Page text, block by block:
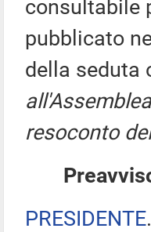
consultabile
pubblicato
della seduta
resoconto
PRESIDENTE